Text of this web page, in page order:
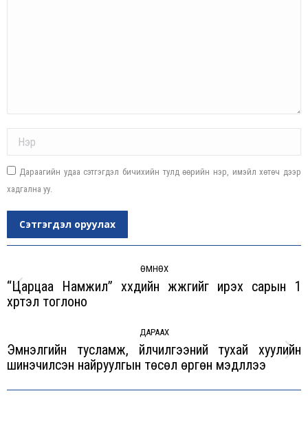
Дараагийн удаа сэтгэгдэл бичихийн тулд өөрийн нэр, имэйл хөтөч дээр
хадгална уу.
Сэтгэгдэл оруулах
ӨМНӨХ
Previous
“Царцаа Намжил” хүүхдийн жүжгийг ирэх сарын 1
хүртэл тоглоно
ДАРААХ
Next
post:
Эмнэлгийн тусламж, үйлчилгээний тухай хуулийн
шинэчилсэн найруулгын төсөл өргөн мэдүүллээ